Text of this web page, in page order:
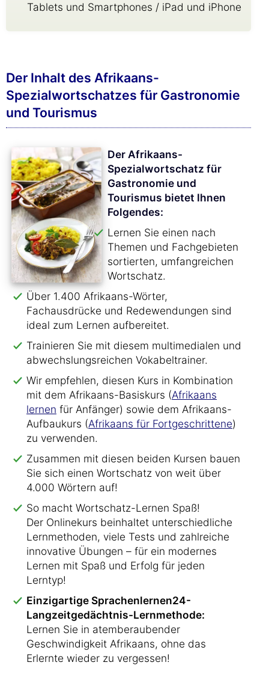
Tablets und Smartphones / iPad und iPhone
Der Inhalt des Afrikaans-
Spezialwortschatzes für Gastronomie
und Tourismus
Der Afrikaans-
Spezialwortschatz für
Gastronomie und
Tourismus bietet Ihnen
Folgendes:
Lernen Sie einen nach
Themen und Fachgebieten
sortierten, umfangreichen
Wortschatz.
Über 1.400 Afrikaans-Wörter,
Fachausdrücke und Redewendungen sind
ideal zum Lernen aufbereitet.
Trainieren Sie mit diesem multimedialen und
abwechslungsreichen Vokabeltrainer.
Wir empfehlen, diesen Kurs in Kombination
mit dem Afrikaans-Basiskurs (Afrikaans
lernen für Anfänger) sowie dem Afrikaans-
Aufbaukurs (Afrikaans für Fortgeschrittene)
zu verwenden.
Zusammen mit diesen beiden Kursen bauen
Sie sich einen Wortschatz von weit über
4.000 Wörtern auf!
So macht Wortschatz-Lernen Spaß!
Der Onlinekurs beinhaltet unterschiedliche
Lernmethoden, viele Tests und zahlreiche
innovative Übungen – für ein modernes
Lernen mit Spaß und Erfolg für jeden
Lerntyp!
Einzigartige Sprachenlernen24-
Langzeitgedächtnis-Lernmethode:
Lernen Sie in atemberaubender
Geschwindigkeit Afrikaans, ohne das
Erlernte wieder zu vergessen!